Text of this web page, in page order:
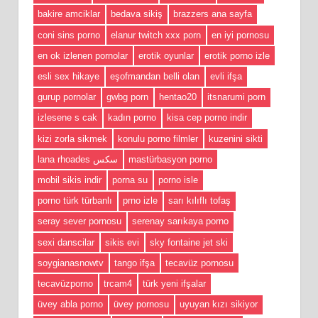
bakire amciklar
bedava sikiş
brazzers ana sayfa
coni sins porno
elanur twitch xxx porn
en iyi pornosu
en ok izlenen pornolar
erotik oyunlar
erotik porno izle
esli sex hikaye
eşofmandan belli olan
evli ifşa
gurup pornolar
gwbg porn hentao20
itsnarumi porn
izlesene s cak
kadın porno
kisa cep porno indir
kizi zorla sikmek
konulu porno filmler
kuzenini sikti
lana rhoades سكس
mastürbasyon porno
mobil sikis indir
porna su
porno isle
porno türk türbanlı
prno izle
sarı kılıflı tofaş
seray sever pornosu
serenay sarıkaya porno
sexi danscilar
sikis evi
sky fontaine jet ski
soygianasnowtv
tango ifşa
tecavüz pornosu
tecavüzporno
trcam4
türk yeni ifşalar
üvey abla porno
üvey pornosu
uyuyan kızı sikiyor